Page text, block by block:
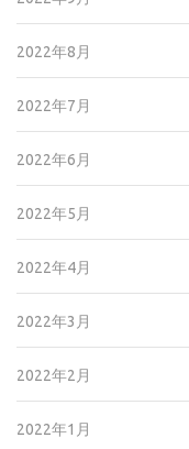
2022年8月
2022年7月
2022年6月
2022年5月
2022年4月
2022年3月
2022年2月
2022年1月